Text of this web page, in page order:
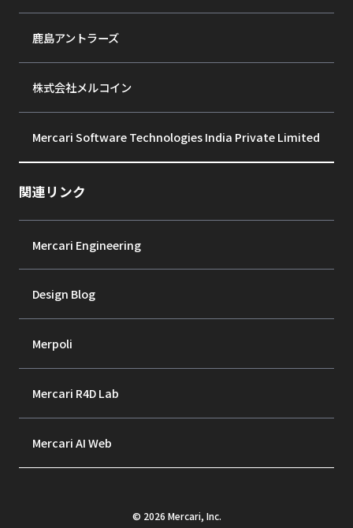
鹿島アントラーズ
株式会社メルコイン
Mercari Software Technologies India Private Limited
関連リンク
Mercari Engineering
Design Blog
Merpoli
Mercari R4D Lab
Mercari AI Web
© 2026 Mercari, Inc.